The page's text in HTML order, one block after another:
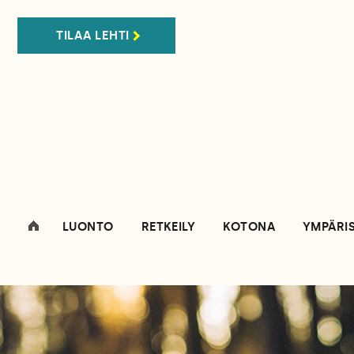
TILAA LEHTI
LUONTO RETKEILY KOTONA